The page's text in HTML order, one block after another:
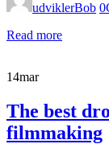
udviklerBob 0
Read more
14mar
The best
filmmaking